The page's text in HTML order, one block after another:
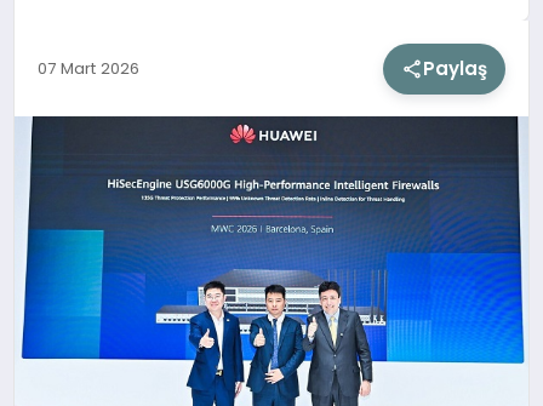
EĞITIM
07 Mart 2026 Paylaş